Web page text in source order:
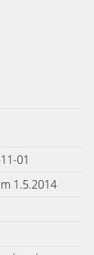
01
1.5.2014